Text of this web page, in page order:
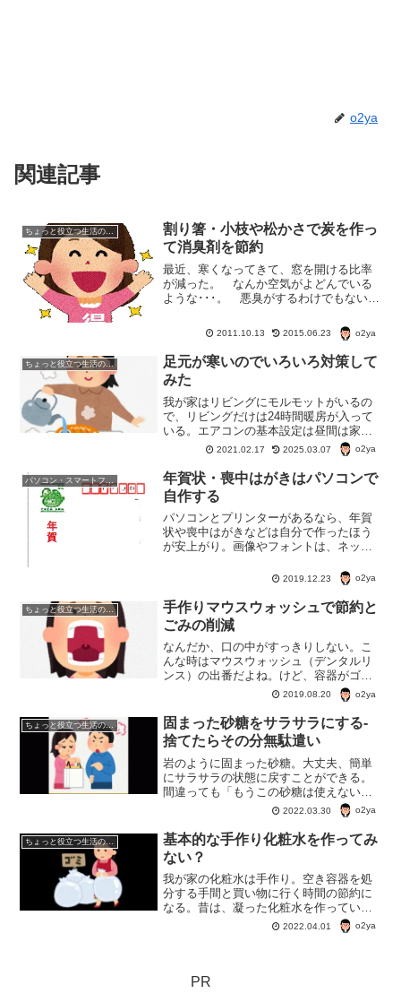
o2ya
関連記事
ちょっと役立つ生活の知恵
割り箸・小枝や松かさで炭を作っ
て消臭剤を節約
最近、寒くなってきて、窓を開ける比率
が減った。 なんか空気がよどんでいる
ような･･･。 悪臭がするわけでもない
んだかかすかににおうような･･･。 管理
人、芳香剤とか苦手なのだ。 そんなわ
けで、炭を作ること...
2011.10.13 2015.06.23 o2ya
ちょっと役立つ生活の知恵
足元が寒いのでいろいろ対策して
みた
我が家はリビングにモルモットがいるの
で、リビングだけは24時間暖房が入って
いる。エアコンの基本設定は昼間は家に
いるときは17度、朝の1時間だけ20度、寝
るときと家にいないときは16度設定。で
リビング以外の部屋に暖房は入っていな
い。
2021.02.17 2025.03.07 o2ya
年賀状・喪中はがきはパソコンで
自作する
パソコンとプリンターがあるなら、年賀
状や喪中はがきなどは自分で作ったほう
が安上がり。画像やフォントは、ネット
名書きソフトで十分。PCで印刷したもの
とは思えない年賀状・喪中はがきなどが
出来上がる。
2019.12.23 o2ya
ちょっと役立つ生活の知恵
手作りマウスウォッシュで節約と
ごみの削減
なんだか、口の中がすっきりしない。こ
んな時はマウスウォッシュ（デンタルリ
ンス）の出番だよね。けど、容器がゴミ
になるのが嫌！詰め替え用マウスウォッ
シュ（デンタルリンス）が売ってないか
と探したが無い。こうなれば、作ってし
まえ！
2019.08.20 o2ya
ちょっと役立つ生活の知恵
固まった砂糖をサラサラにする-
捨てたらその分無駄遣い
岩のように固まった砂糖。大丈夫、簡単
にサラサラの状態に戻すことができる。
間違っても「もうこの砂糖は使えない」
なんて言って捨ててはダメ。砂糖なんか
大した値段じゃないかもしれないけど、
お金の無駄使いはしないこと。
2022.03.30 o2ya
基本的な手作り化粧水を作ってみ
ない？
我が家の化粧水は手作り。空き容器を処
分する手間と買い物に行く時間の節約に
なる。昔は、凝った化粧水を作ってい
た。今は、極基本的な化粧水しか作らな
い。でこの化粧水、顔だけでなく全身に
2022.04.01 o2ya
PR